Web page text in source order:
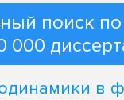
поиск по
000
в